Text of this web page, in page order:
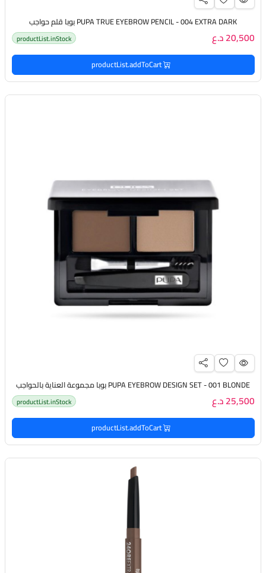
PUPA TRUE EYEBROW PENCIL - 004 EXTRA DARK بوبا قلم حواجب
20,500 د.ع productList.inStock
productList.addToCart
PUPA EYEBROW DESIGN SET - 001 BLONDE بوبا مجموعة العناية بالحواجب
25,500 د.ع productList.inStock
productList.addToCart